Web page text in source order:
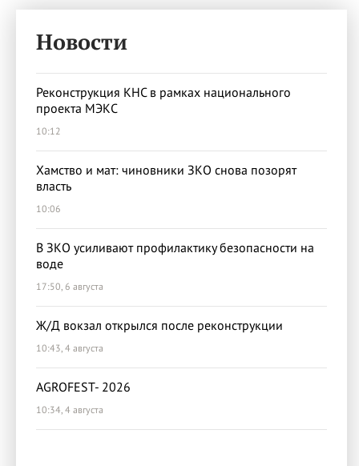
Новости
Реконструкция КНС в рамках национального
проекта МЭКС
10:12
Хамство и мат: чиновники ЗКО снова позорят
власть
10:06
В ЗКО усиливают профилактику безопасности на
воде
17:50, 6 августа
Ж/Д вокзал открылся после реконструкции
10:43, 4 августа
AGROFEST- 2026
10:34, 4 августа